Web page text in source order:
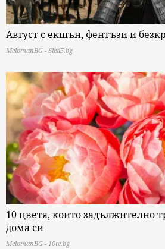
Август с екшън, фентъзи и
MelomanBG - Sled5.bg
10 цветя, които задължително
дома си
MelomanBG - 10te.bg